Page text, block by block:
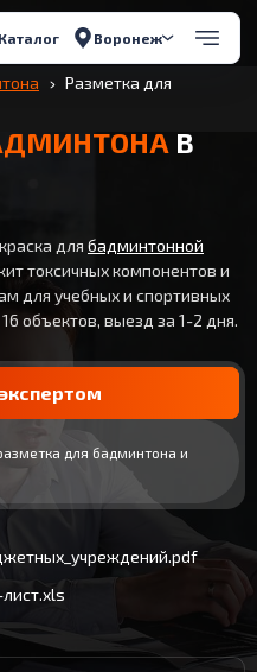
Каталог Воронеж
Разметка для
В
для бадминтонной
токсичных компонентов и
для учебных и спортивных
объектов, выезд за 1-2 дня.
для бадминтона и